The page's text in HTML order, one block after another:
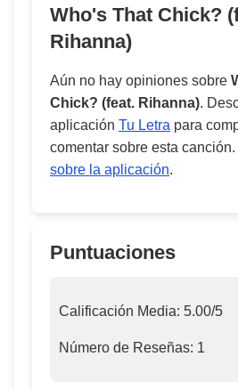
Who's That Chick?
Rihanna)
Aún no hay opiniones sobre
Chick? (feat. Rihanna).
aplicación Tu Letra para
comentar sobre esta canción.
sobre la aplicación.
Puntuaciones
Calificación Media: 5.00/5
Número de Reseñas: 1